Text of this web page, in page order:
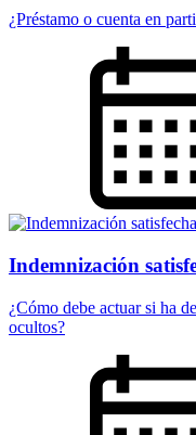
¿Préstamo o cuenta en
Indemnización
¿Cómo debe actuar si ha
ocultos?